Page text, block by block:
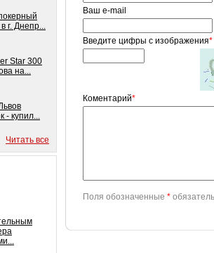
г. Днепр...
Star 300
на...
- купил...
Читать все
Ваш e-mail
Введите цифры с изображения*
Коментарий*
Поля обозначенные *